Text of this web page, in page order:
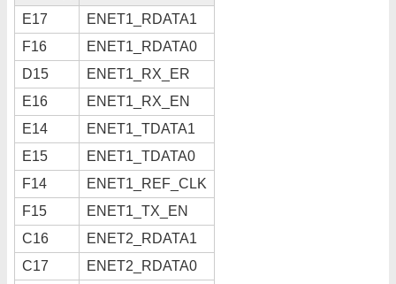
E17
ENET1_RDATA1
F16
ENET1_RDATA0
D15
ENET1_RX_ER
E16
ENET1_RX_EN
E14
ENET1_TDATA1
E15
ENET1_TDATA0
F14
ENET1_REF_CLK
F15
ENET1_TX_EN
C16
ENET2_RDATA1
C17
ENET2_RDATA0